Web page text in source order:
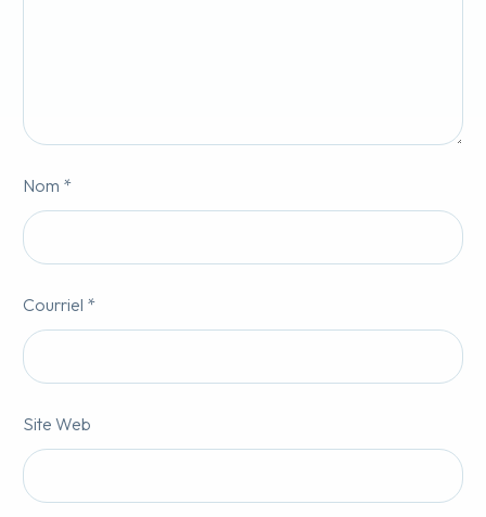
Nom *
Courriel *
Site Web